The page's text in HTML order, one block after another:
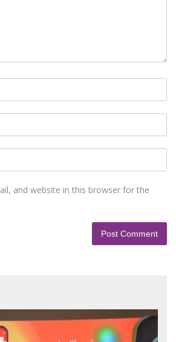
and website in this browser for the